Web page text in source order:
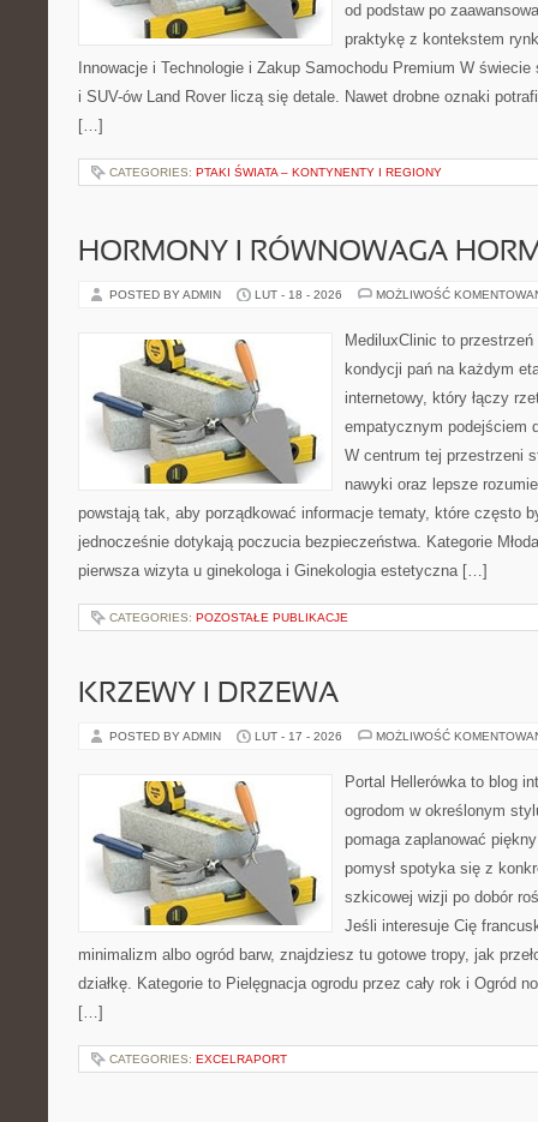
od podstaw po
praktykę z kontekstem
Innowacje i Technologie i Zakup Samochodu Premium W
i SUV-ów Land Rover liczą się detale. Nawet drobne oznaki
[…]
CATEGORIES: PTAKI ŚWIATA – KONTYNENTY I REGIONY
HORMONY I RÓWNOWAGA
POSTED BY ADMIN LUT - 18 - 2026 MOŻLIWOŚĆ
MediluxClinic to
kondycji pań na każdym
internetowy, który łączy
empatycznym podejściem
W centrum tej przestrzeni
nawyki oraz lepsze
powstają tak, aby porządkować informacje tematy, które często
jednocześnie dotykają poczucia bezpieczeństwa. Kategorie
pierwsza wizyta u ginekologa i Ginekologia estetyczna […]
CATEGORIES: POZOSTAŁE PUBLIKACJE
KRZEWY I DRZEWA
POSTED BY ADMIN LUT - 17 - 2026 MOŻLIWOŚĆ
Portal Hellerówka to blog
ogrodom w określonym
pomaga zaplanować
pomysł spotyka się z
szkicowej wizji po dobór
Jeśli interesuje Cię
minimalizm albo ogród barw, znajdziesz tu gotowe tropy, jak
działkę. Kategorie to Pielęgnacja ogrodu przez cały rok i Ogród
[…]
CATEGORIES: EXCELRAPORT